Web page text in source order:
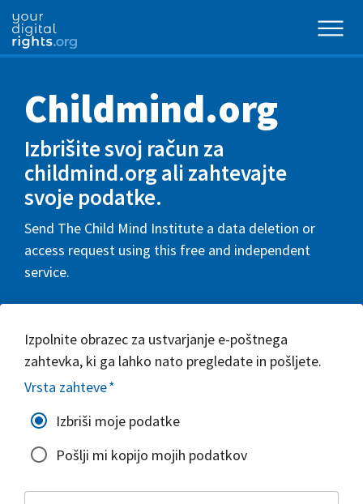
Childmind.org
Izbrišite svoj račun za
childmind.org ali zahtevajte
svoje podatke.
Send The Child Mind Institute a data deletion or
access request using this free and independent
service.
Izpolnite obrazec za ustvarjanje e-poštnega
zahtevka, ki ga lahko nato pregledate in pošljete.
Vrsta zahteve*
Izbriši moje podatke
Pošlji mi kopijo mojih podatkov